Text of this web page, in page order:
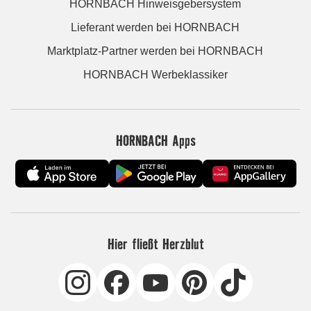
HORNBACH Hinweisgebersystem
Lieferant werden bei HORNBACH
Marktplatz-Partner werden bei HORNBACH
HORNBACH Werbeklassiker
HORNBACH Apps
Hier fließt Herzblut